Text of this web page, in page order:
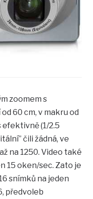
zoomem s
60 cm, v makru od
efektivně (1/2.5
čili žádná, ve
na 1250. Video také
15 oken/sec. Zato je
snímků na jeden
předvoleb